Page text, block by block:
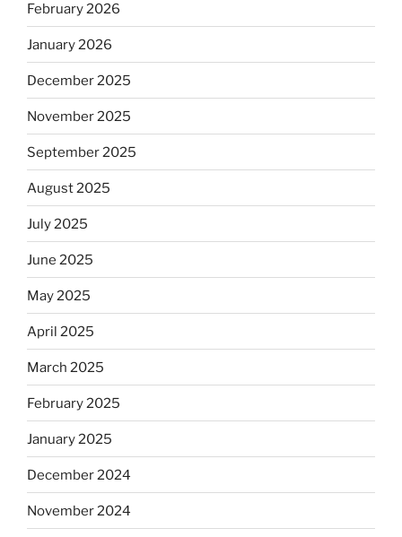
February 2026
January 2026
December 2025
November 2025
September 2025
August 2025
July 2025
June 2025
May 2025
April 2025
March 2025
February 2025
January 2025
December 2024
November 2024